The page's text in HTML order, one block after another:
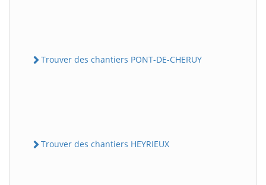
Trouver des chantiers PONT-DE-CHERUY
Trouver des chantiers HEYRIEUX